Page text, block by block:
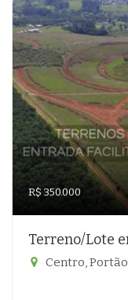
R$ 350.000
Terreno/Lote
Centro,